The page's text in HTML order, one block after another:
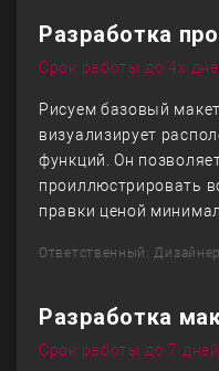
Разработка
Срок работы до 4х
Рисуем базовый
визуализирует
функций. Он
проиллюстрировать
правки ценой
Ответственный: Дизайнер
Разработка
Срок работы до 7 дней